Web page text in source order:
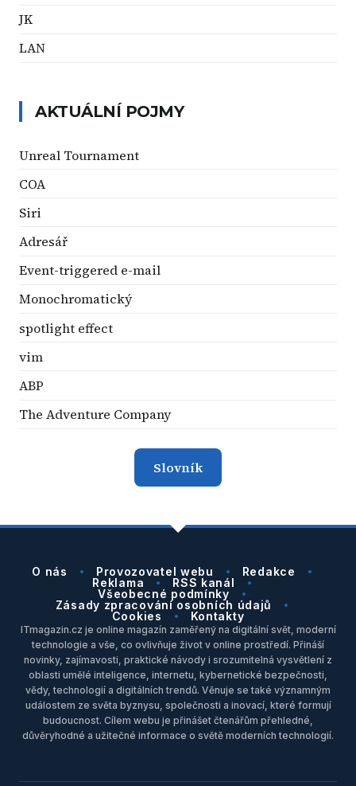
JK
LAN
AKTUÁLNÍ POJMY
Unreal Tournament
COA
Siri
Adresář
Event-triggered e-mail
Monochromatický
spotlight effect
vim
ABP
The Adventure Company
Slovník
O nás Provozovatel webu
Redakce
Reklama
RSS kanál
Všeobecné podmínky
Zásady zpracování osobních údajů
Cookies
Kontakty
ITmagazin.cz je online magazín zaměřený na digitální svět, moderní
technologie a vše, co ovlivňuje život v online prostředí. Přináší
novinky, zajímavosti, praktické návody i srozumitelná vysvětlení z
oblasti umělé inteligence, internetu, kybernetické bezpečnosti,
vědy, technologií a digitálních trendů. Věnuje se také významným
událostem ze světa byznysu, společnosti a inovací, které formují
budoucnost. Cílem webu je přinášet čtenářům přehledné,
důvěryhodné a užitečné informace o světě moderních technologií.